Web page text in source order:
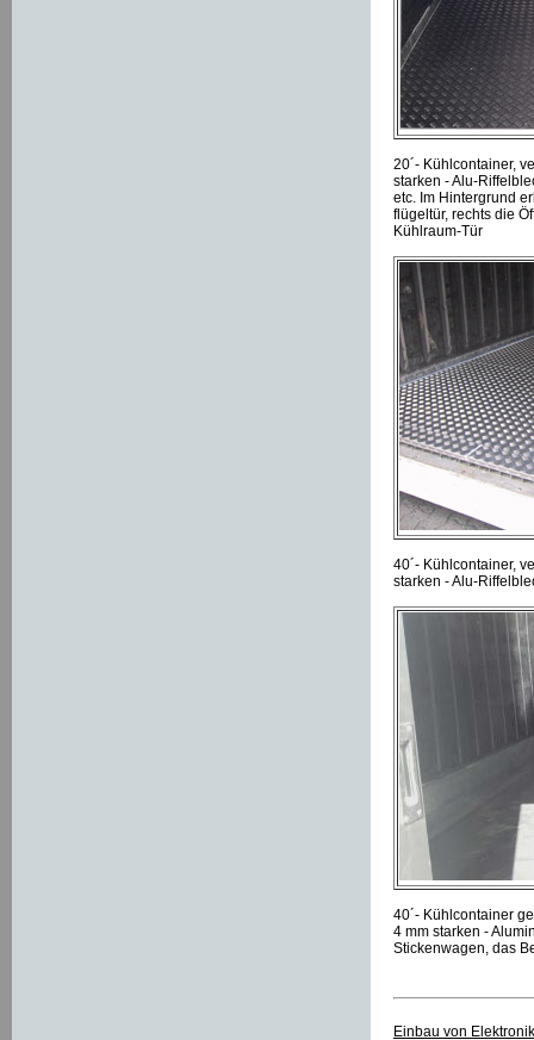
20´- Kühlcontainer,
starken - Alu-
etc. Im Hintergrund
flügeltür, rechts die
Kühlraum-Tür
40´- Kühlcontainer,
starken - Alu-
40´- Kühlcontainer
4 mm starken -
Stickenwagen, das
Einbau von